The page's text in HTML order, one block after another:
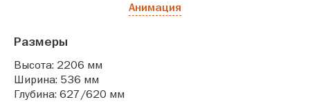
Анимация
Размеры
Высота: 2206 мм
Ширина: 536 мм
Глубина: 627/620 мм